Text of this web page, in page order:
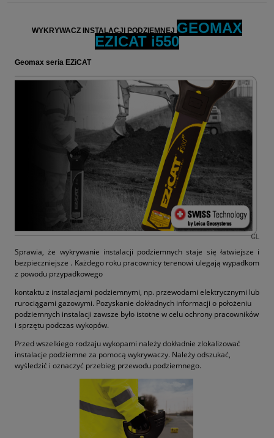
WYKRYWACZ INSTALACJI PODZIEMNEJ GEOMAX
EZICAT i550
Geomax seria EZiCAT
Sprawia, że wykrywanie instalacji podziemnych staje się łatwiejsze i
bezpieczniejsze . Każdego roku pracownicy terenowi ulegają wypadkom
z powodu przypadkowego
kontaktu z instalacjami podziemnymi, np. przewodami elektrycznymi lub
rurociągami gazowymi. Pozyskanie dokładnych informacji o położeniu
podziemnych instalacji zawsze było istotne w celu ochrony pracowników
i sprzętu podczas wykopów.
Przed wszelkiego rodzaju wykopami należy dokładnie zlokalizować
instalacje podziemne za pomocą wykrywaczy. Należy odszukać,
wyśledzić i oznaczyć przebieg przewodu podziemnego.